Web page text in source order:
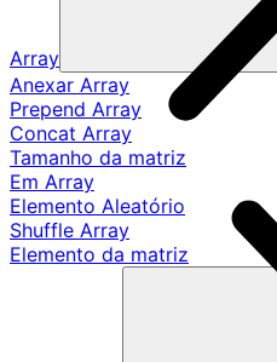
Array
Anexar Array
Prepend Array
Concat Array
Tamanho da matriz
Em Array
Elemento Aleatório
Shuffle Array
Elemento da matriz